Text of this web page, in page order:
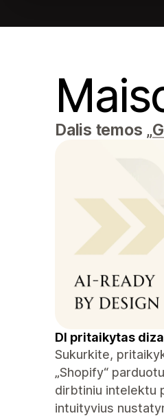
Dalis temos „
DI pritaikytas
Sukurkite,
„Shopify“
dirbtiniu intelektu
intuityvius